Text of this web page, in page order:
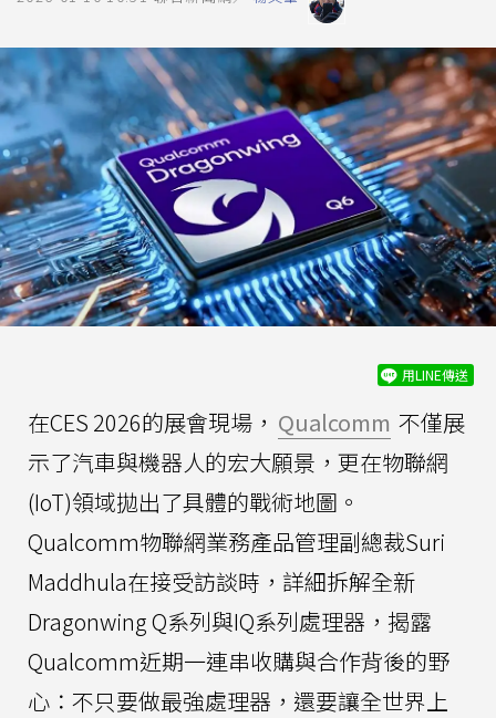
用LINE傳送
在CES 2026的展會現場， Qualcomm 不僅展
示了汽車與機器人的宏大願景，更在物聯網
(IoT)領域拋出了具體的戰術地圖。
Qualcomm物聯網業務產品管理副總裁Suri
Maddhula在接受訪談時，詳細拆解全新
Dragonwing Q系列與IQ系列處理器，揭露
Qualcomm近期一連串收購與合作背後的野
心：不只要做最強處理器，還要讓全世界上